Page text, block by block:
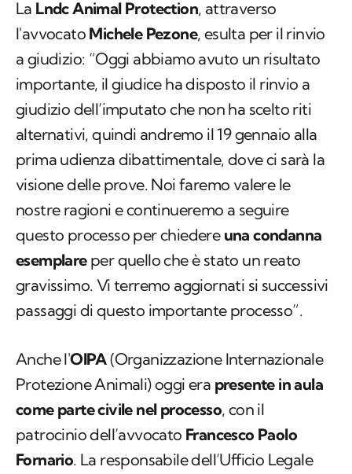
La Lndc Animal Protection, attraverso
l'avvocato Michele Pezone, esulta per il rinvio
a giudizio: “Oggi abbiamo avuto un risultato
importante, il giudice ha disposto il rinvio a
giudizio dell’imputato che non ha scelto riti
alternativi, quindi andremo il 19 gennaio alla
prima udienza dibattimentale, dove ci sarà la
visione delle prove. Noi faremo valere le
nostre ragioni e continueremo a seguire
questo processo per chiedere una condanna
esemplareper quello che è stato un reato
gravissimo. Vi terremo aggiornati si successivi
passaggi di questo importante processo”.
Anche l'OIPA(Organizzazione Internazionale
Protezione Animali) oggi era presente in aula
come parte civile nel processo, con il
patrocinio dell’avvocato Francesco Paolo
Fornario. La responsabile dell’Ufficio Legale